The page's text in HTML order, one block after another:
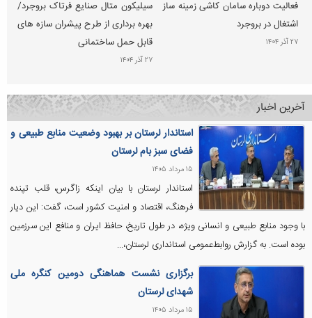
فعالیت دوباره سامان کاشی زمینه ساز
اشتغال در بروجرد
۲۷ آذر ۱۴۰۴
سیلیکون متال صنایع فرتاک بروجرد/
بهره برداری از طرح پیشران سازه های
قابل حمل ساختمانی
۲۷ آذر ۱۴۰۴
آخرین اخبار
استاندار لرستان بر بهبود وضعیت منابع طبیعی و
فضای سبز بام لرستان
۱۵ مرداد ۱۴۰۵
استاندار لرستان با بیان اینکه زاگرس، قلب تپنده
فرهنگ، اقتصاد و امنیت کشور است، گفت: این دیار
با وجود منابع طبیعی و انسانی ویژه‌، در طول تاریخ، حافظ ایران و منافع این سرزمین
بوده است. به گزارش روابط‌عمومی استانداری لرستان،...
برگزاری نشست هماهنگی دومین کنگره ملی
شهدای لرستان
۱۵ مرداد ۱۴۰۵